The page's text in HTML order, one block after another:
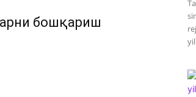
бошқариш